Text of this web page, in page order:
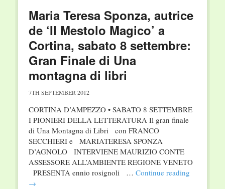
Maria Teresa Sponza, autrice
de ‘Il Mestolo Magico’ a
Cortina, sabato 8 settembre:
Gran Finale di Una
montagna di libri
7TH SEPTEMBER 2012
CORTINA D’AMPEZZO • SABATO 8 SETTEMBRE
I PIONIERI DELLA LETTERATURA Il gran finale
di Una Montagna di Libri con FRANCO
SECCHIERI e MARIATERESA SPONZA
D’AGNOLO INTERVIENE MAURIZIO CONTE
ASSESSORE ALL’AMBIENTE REGIONE VENETO
PRESENTA ennio rosignoli … Continue reading
→